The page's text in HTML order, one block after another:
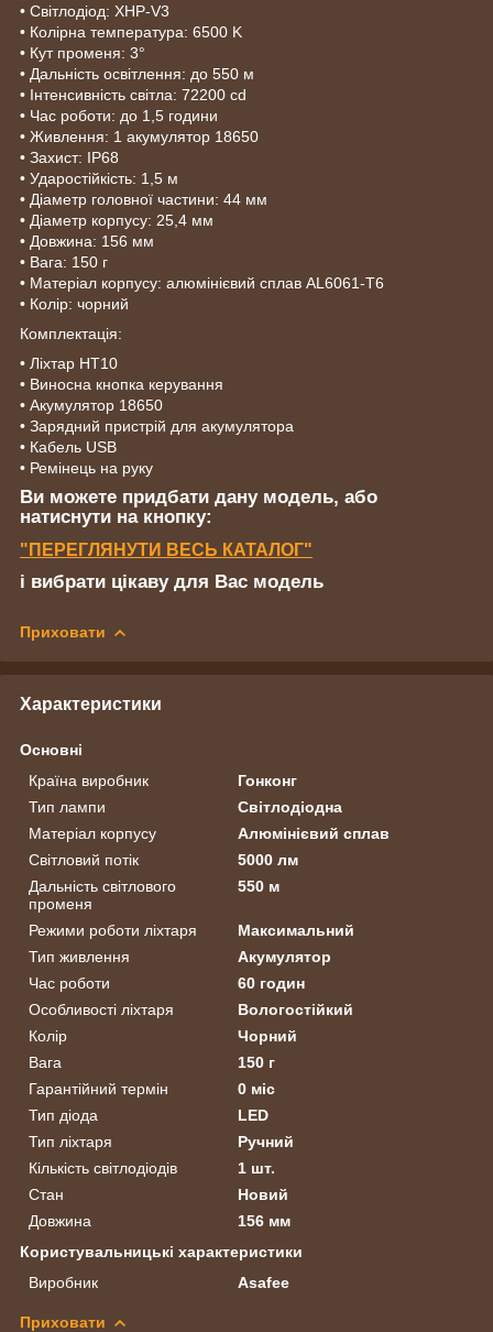
• Світлодіод: XHP-V3
• Колірна температура: 6500 K
• Кут променя: 3°
• Дальність освітлення: до 550 м
• Інтенсивність світла: 72200 cd
• Час роботи: до 1,5 години
• Живлення: 1 акумулятор 18650
• Захист: IP68
• Ударостійкість: 1,5 м
• Діаметр головної частини: 44 мм
• Діаметр корпусу: 25,4 мм
• Довжина: 156 мм
• Вага: 150 г
• Матеріал корпусу: алюмінієвий сплав AL6061-T6
• Колір: чорний
Комплектація:
• Ліхтар HT10
• Виносна кнопка керування
• Акумулятор 18650
• Зарядний пристрій для акумулятора
• Кабель USB
• Ремінець на руку
Ви можете придбати дану модель, або
натиснути на кнопку:
"ПЕРЕГЛЯНУТИ ВЕСЬ КАТАЛОГ"
і вибрати цікаву для Вас модель
Приховати
Характеристики
Основні
Країна виробник
Гонконг
Тип лампи
Світлодіодна
Матеріал корпусу
Алюмінієвий сплав
Світловий потік
5000 лм
Дальність світлового
променя
550 м
Режими роботи ліхтаря
Максимальний
Тип живлення
Акумулятор
Час роботи
60 годин
Особливості ліхтаря
Вологостійкий
Колір
Чорний
Вага
150 г
Гарантійний термін
0 міс
Тип діода
LED
Тип ліхтаря
Ручний
Кількість світлодіодів
1 шт.
Стан
Новий
Довжина
156 мм
Користувальницькі характеристики
Виробник
Asafee
Приховати